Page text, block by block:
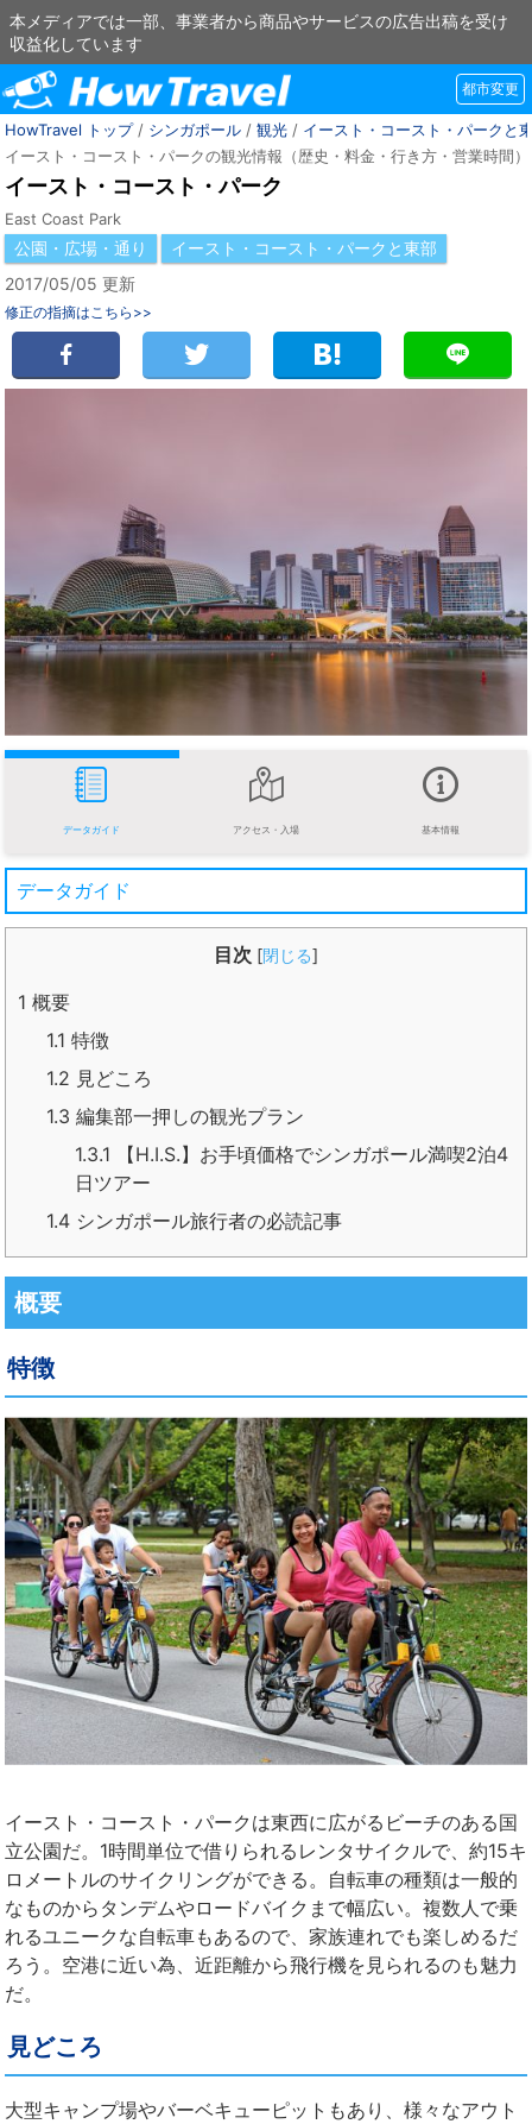
本メディアでは一部、事業者から商品やサービスの広告出稿を受け
収益化しています
都市変更
HowTravel トップ/ シンガポール / 観光 / イースト・コースト・パークと
イースト・コースト・パークの観光情報（歴史・料金・行き方・営業時間）
イースト・コースト・パーク
East Coast Park
公園・広場・通り
イースト・コースト・パークと東部
2017/05/05 更新
修正の指摘はこちら>>
データガイド アクセス・入場 基本情報
データガイド
目次 [閉じる]
1 概要
1.1 特徴
1.2 見どころ
1.3 編集部一押しの観光プラン
1.3.1 【H.I.S.】お手頃価格でシンガポール満喫2泊4
日ツアー
1.4 シンガポール旅行者の必読記事
概要
特徴
イースト・コースト・パークは東西に広がるビーチのある国
立公園だ。1時間単位で借りられるレンタサイクルで、約15キ
ロメートルのサイクリングができる。自転車の種類は一般的
なものからタンデムやロードバイクまで幅広い。複数人で乗
れるユニークな自転車もあるので、家族連れでも楽しめるだ
ろう。 空港に近い為、近距離から飛行機を見られるのも魅力
だ。
見どころ
大型キャンプ場やバーベキューピットもあり、様々なアウト